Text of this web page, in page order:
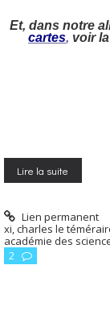
Et, dans notre
cartes, voir
Lire la suite
Lien permanent
xi,charles le
académie des
2